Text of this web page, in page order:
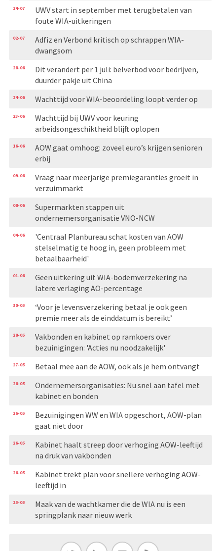
24-07
UWV start in september met terugbetalen van
foute WIA-uitkeringen
02-07
Adfiz en Verbond kritisch op schrappen WIA-
dwangsom
28-06
Dit verandert per 1 juli: belverbod voor bedrijven,
duurder pakje uit China
24-06 Wachttijd voor WIA-beoordeling loopt verder op
23-06
Wachttijd bij UWV voor keuring
arbeidsongeschiktheid blijft oplopen
16-06
AOW gaat omhoog: zoveel euro’s krijgen senioren
erbij
09-06
Vraag naar meerjarige premiegaranties groeit in
verzuimmarkt
08-06
Supermarkten stappen uit
ondernemersorganisatie VNO-NCW
04-06
'Centraal Planbureau schat kosten van AOW
stelselmatig te hoog in, geen probleem met
betaalbaarheid'
01-06
Geen uitkering uit WIA-bodemverzekering na
latere verlaging AO-percentage
30-05
‘Voor je levensverzekering betaal je ook geen
premie meer als de einddatum is bereikt’
28-05
Vakbonden en kabinet op ramkoers over
bezuinigingen: 'Acties nu noodzakelijk'
27-05 Betaal mee aan de AOW, ook als je hem ontvangt
26-05
Ondernemersorganisaties: Nu snel aan tafel met
kabinet en bonden
26-05
Bezuinigingen WW en WIA opgeschort, AOW-plan
gaat niet door
26-05
Kabinet haalt streep door verhoging AOW-leeftijd
na druk van vakbonden
26-05
Kabinet trekt plan voor snellere verhoging AOW-
leeftijd in
25-05
Maak van de wachtkamer die de WIA nu is een
springplank naar nieuw werk